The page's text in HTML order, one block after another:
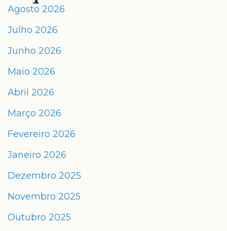
Agosto 2026
Julho 2026
Junho 2026
Maio 2026
Abril 2026
Março 2026
Fevereiro 2026
Janeiro 2026
Dezembro 2025
Novembro 2025
Outubro 2025